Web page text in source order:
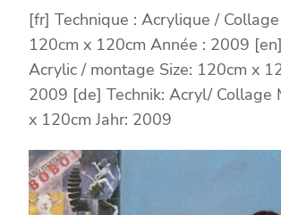
[fr] Technique : Acrylique /
120cm x 120cm Année : 2009
Acrylic / montage Size: 120cm x
2009 [de] Technik: Acryl/ Collage
x 120cm Jahr: 2009